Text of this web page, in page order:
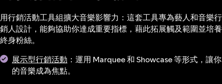
用行銷活動工具組擴大音樂影響力：這套工具專為藝人和音樂行
銷人設計，能夠協助你達成重要指標，藉此拓展觸及範圍並培養
終身粉絲。
展示型行銷活動 ：運用 Marquee 和 Showcase 等形式，讓你
的音樂成為焦點。